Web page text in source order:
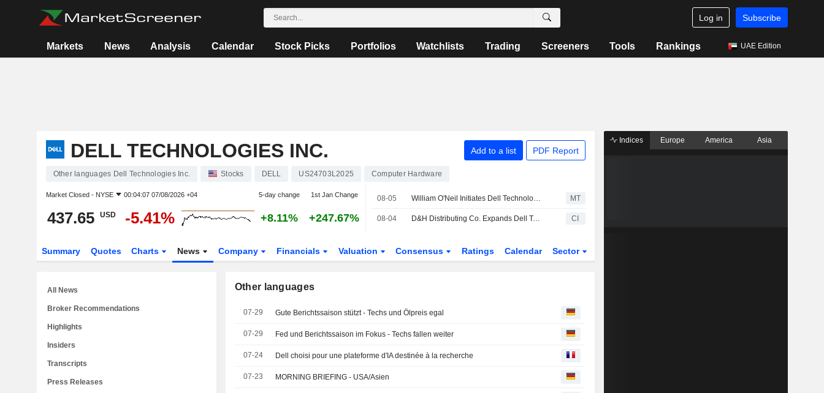
Log in Subscribe
Markets News Analysis Calendar Stock Picks Portfolios Watchlists Trading Screeners Tools Rankings UAE Edition
DELL TECHNOLOGIES INC. Add to a list PDF Report
Other languages Dell Technologies Inc. Stocks DELL US24703L2025 Computer Hardware
Market Closed - NYSE 00:04:07 07/08/2026 +04 5-day change 1st Jan Change
437.65 USD -5.41% +8.11% +247.67%
08-05 William O'Neil Initiates Dell Technologies at Buy MT
08-04 D&H Distributing Co. Expands Dell Technologies Inc. Offering with Addition of Complete Dell Technologies Inc. Storage Portfolio CI
Summary Quotes Charts News Company Financials Valuation Consensus Ratings Calendar Sector
Other languages
07-29 Gute Berichtssaison stützt - Techs und Ölpreis egal
07-29 Fed und Berichtssaison im Fokus - Techs fallen weiter
07-24 Dell choisi pour une plateforme d'IA destinée à la recherche
07-23 MORNING BRIEFING - USA/Asien
All News
Broker Recommendations
Highlights
Insiders
Transcripts
Press Releases
Indices Europe America Asia